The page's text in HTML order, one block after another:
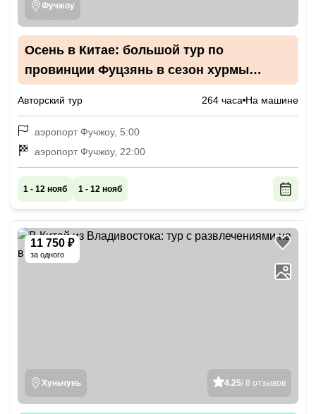
Фучжоу
Осень в Китае: большой тур по
провинции Фуцзянь в сезон хурмы
Авторский тур 264 часа На машине
аэропорт Фучжоу, 5:00
аэропорт Фучжоу, 22:00
1 - 12 нояб 1 - 12 нояб
11 750 ₽
за одного
4.25/ 8 отзывов
Хуньчунь